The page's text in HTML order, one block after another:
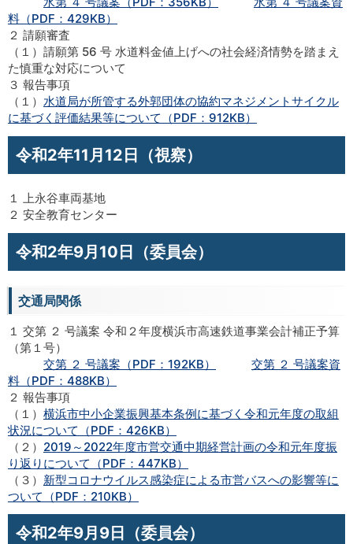
料（PDF：429KB）
２ 請願審査
（１）請願第 56 号 水道料金値上げへの社会経済情勢を踏まえ
た慎重な対応について
３ 報告事項
（１） 水道局が所管する外郭団体の協約マネジメントサイクル
に基づく評価結果等について（PDF：912KB）
令和2年11月12日（視察）
１ 上永谷車両基地
２ 安全教育センター
令和2年9月10日（委員会）
交通局関係
１ 交第 ２ 号議案 令和２年度横浜市高速鉄道事業会計補正予算
（第１号）
交第 ２ 号議案（PDF：192KB）
交第 ２ 号議案資
料（PDF：488KB）
２ 報告事項
（１） 横浜市中小企業振興基本条例に基づく令和元年度の取組
状況について（PDF：426KB）
（２） 2019～2022年度市営交通中期経営計画の令和元年度振
り返りについて（PDF：447KB）
（３） 新型コロナウイルス感染症による市営バスへの影響等に
ついて（PDF：210KB）
令和2年9月9日（委員会）